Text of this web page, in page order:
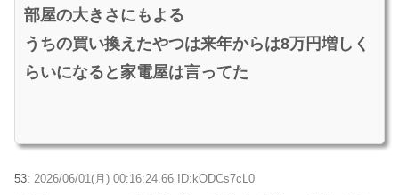
部屋の大きさにもよる
うちの買い換えたやつは来年からは8万円増しく
らいになると家電屋は言ってた
53: 2026/06/01(月) 00:16:24.66 ID:kODCs7cL0